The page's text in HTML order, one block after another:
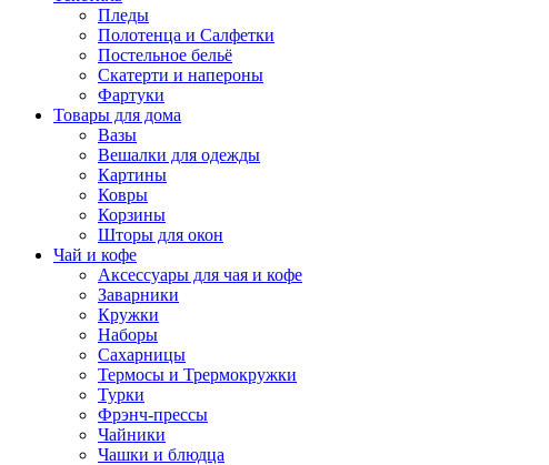
Пледы
Полотенца и Салфетки
Постельное бельё
Скатерти и напероны
Фартуки
Товары для дома
Вазы
Вешалки для одежды
Картины
Ковры
Корзины
Шторы для окон
Чай и кофе
Аксессуары для чая и кофе
Заварники
Кружки
Наборы
Сахарницы
Термосы и Трермокружки
Турки
Фрэнч-прессы
Чайники
Чашки и блюдца